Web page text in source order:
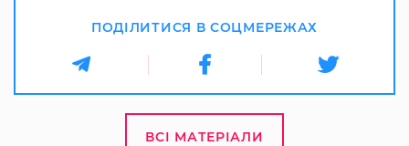
ПОДІЛИТИСЯ В СОЦМЕРЕЖАХ
ВСІ МАТЕРІАЛИ